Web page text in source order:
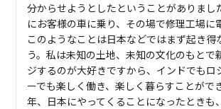
分からせようとしたということがありまし
にお客様の車に乗り、その場で修理工場に
このようなことは日本などではまず起き得
う。私は未知の土地、未知の文化のもとで
ジするのが大好きですから、インドでもロ
ーでも楽しく働き、楽しく暮らすことがで
年、日本にやってくることになったときも